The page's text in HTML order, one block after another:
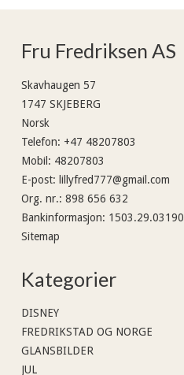
Fru Fredriksen AS
Skavhaugen 57
1747 SKJEBERG
Norsk
Telefon: +47 48207803
Mobil: 48207803
E-post: lillyfred777@gmail.com
Org. nr.: 898 656 632
Bankinformasjon: 1503.29.03190
Sitemap
Kategorier
DISNEY
FREDRIKSTAD OG NORGE
GLANSBILDER
JUL